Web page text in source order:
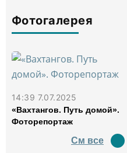
Фотогалерея
14:39 7.07.2025
«Вахтангов. Путь домой».
Фоторепортаж
См все